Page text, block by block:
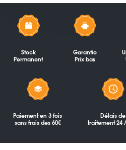
Stock
Permanent
Garantie
Prix bas
Paiement en 3 fois
sans frais des 60€
Délais de
traitement 24